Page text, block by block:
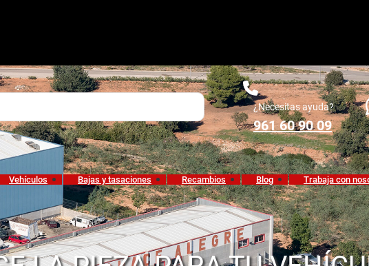
¿Necesitas ayuda?
961 60 90 09
Vehículos Bajas y tasaciones Recambios Blog Trabaja con